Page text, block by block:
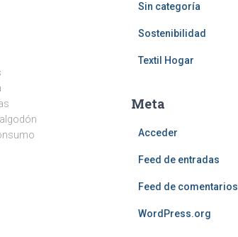
Sin categoría
Sostenibilidad
Textil Hogar
Meta
Acceder
Feed de entradas
Feed de comentarios
WordPress.org